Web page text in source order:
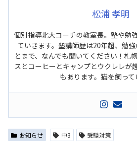
松浦 孝明
個別指導北大コーチの教室長。塾や勉
ていきます。塾講師歴は20年超、勉
とまで、なんでも聞いてください！札
スとコーヒーとキャンプとウクレレが
もあります。猫を飼って
お知らせ 中3 受験対策